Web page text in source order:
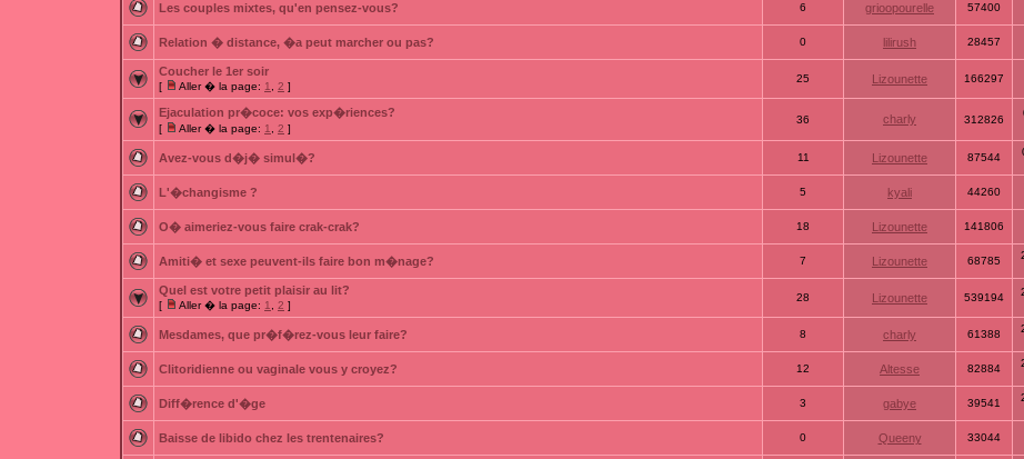
Les couples mixtes, qu'en pensez-vous? 6 grioopourelle 57400
Relation � distance, �a peut marcher ou pas? 0 lilirush 28457
Coucher le 1er soir
[ Aller � la page: 1 2 ]
25 Lizounette 166297
Ejaculation pr�coce: vos exp�riences?
[ Aller � la page: 1 2 ]
36 charly 312826
Avez-vous d�j� simul�? 11 Lizounette 87544
L'�changisme ? 5 kyali 44260
O� aimeriez-vous faire crak-crak? 18 Lizounette 141806
Amiti� et sexe peuvent-ils faire bon m�nage? 7 Lizounette 68785
Quel est votre petit plaisir au lit?
[ Aller � la page: 1 2 ]
28 Lizounette 539194
Mesdames, que pr�f�rez-vous leur faire? 8 charly 61388
Clitoridienne ou vaginale vous y croyez? 12 Altesse 82884
Diff�rence d'�ge 3 gabye 39541
Baisse de libido chez les trentenaires? 0 Queeny 33044